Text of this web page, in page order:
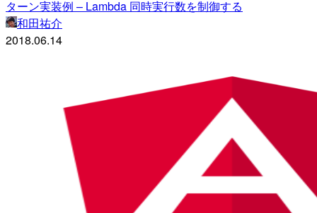
ターン実装例 – Lambda 同時実行数を制御する
和田祐介
2018.06.14